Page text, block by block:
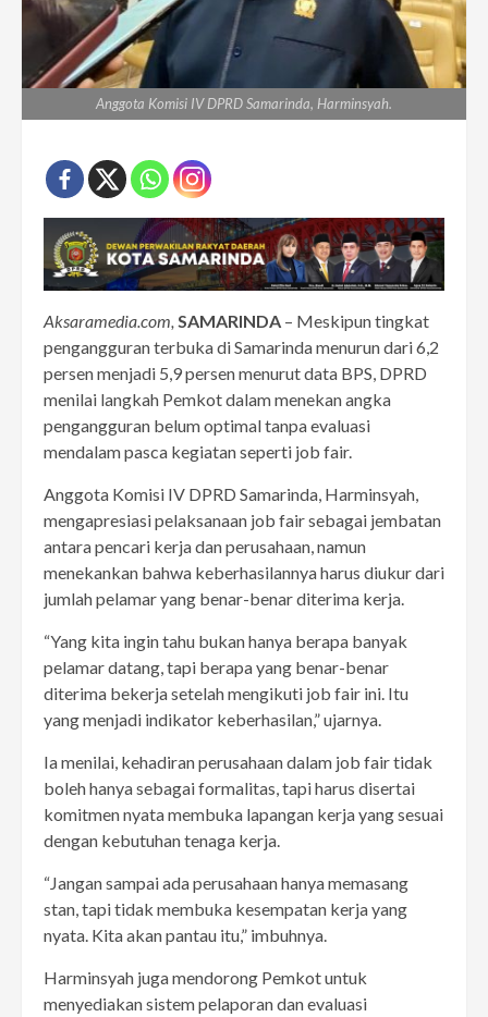
Anggota Komisi IV DPRD Samarinda, Harminsyah.
Aksaramedia.com, SAMARINDA – Meskipun tingkat
pengangguran terbuka di Samarinda menurun dari 6,2
persen menjadi 5,9 persen menurut data BPS, DPRD
menilai langkah Pemkot dalam menekan angka
pengangguran belum optimal tanpa evaluasi
mendalam pasca kegiatan seperti job fair.
Anggota Komisi IV DPRD Samarinda, Harminsyah,
mengapresiasi pelaksanaan job fair sebagai jembatan
antara pencari kerja dan perusahaan, namun
menekankan bahwa keberhasilannya harus diukur dari
jumlah pelamar yang benar-benar diterima kerja.
“Yang kita ingin tahu bukan hanya berapa banyak
pelamar datang, tapi berapa yang benar-benar
diterima bekerja setelah mengikuti job fair ini. Itu
yang menjadi indikator keberhasilan,” ujarnya.
Ia menilai, kehadiran perusahaan dalam job fair tidak
boleh hanya sebagai formalitas, tapi harus disertai
komitmen nyata membuka lapangan kerja yang sesuai
dengan kebutuhan tenaga kerja.
“Jangan sampai ada perusahaan hanya memasang
stan, tapi tidak membuka kesempatan kerja yang
nyata. Kita akan pantau itu,” imbuhnya.
Harminsyah juga mendorong Pemkot untuk
menyediakan sistem pelaporan dan evaluasi